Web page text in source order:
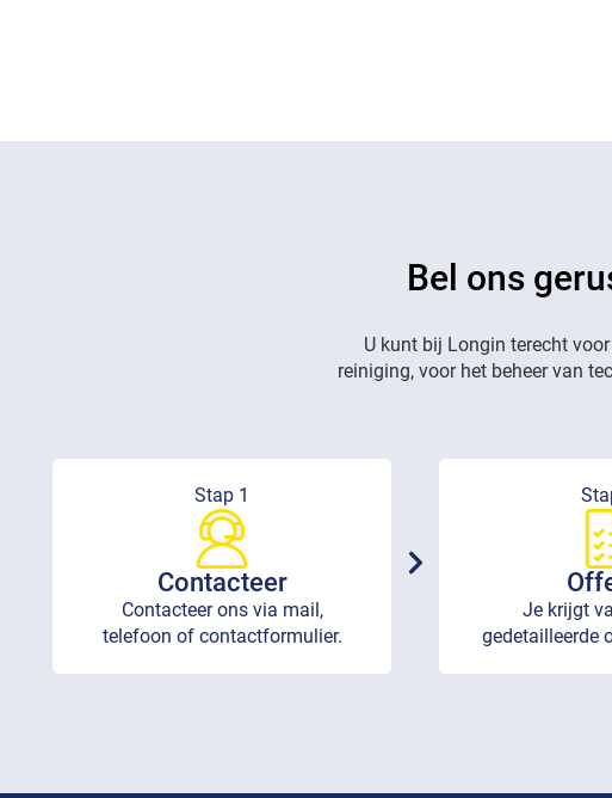
Bel ons
U kunt bij Longin terecht
reiniging, voor het beheer van
Stap 1
Contacteer
Contacteer ons via mail,
telefoon of contactformulier.
Je krijgt
gedetailleerde